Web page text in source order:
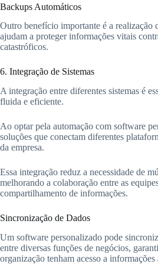
Backups Automáticos
Outro benefício importante é a realização
ajudam a proteger informações vitais
catastróficos.
6. Integração de Sistemas
A integração entre diferentes sistemas é
fluida e eficiente.
Ao optar pela automação com software
soluções que conectam diferentes
da empresa.
Essa integração reduz a necessidade de
melhorando a colaboração entre as
compartilhamento de informações.
Sincronização de Dados
Um software personalizado pode
entre diversas funções de negócios,
organização tenham acesso a informações